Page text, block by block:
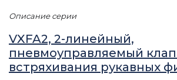
Описание серии
VXFA2, 2-линейный,
пневмоуправляемый
встряхивания рукавных